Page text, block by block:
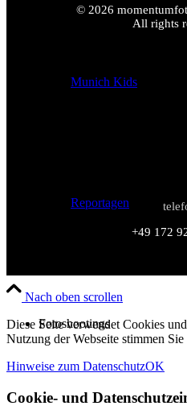
Munich Kids
Reportagen
Fotoshootings
© 2026
All rights
+49 172
Nach oben scrollen
Diese Seite verwendet Cookies
Nutzung der Webseite stimmen
Hinweise zum DatenschutzOK
Cookie- und